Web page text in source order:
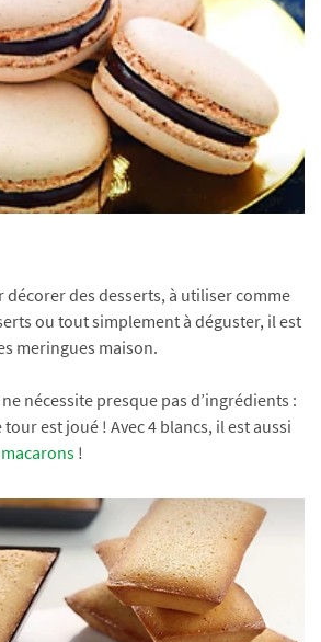
décorer des desserts, à utiliser comme
ou tout simplement à déguster, il est
meringues maison.
nécessite presque pas d’ingrédients :
est joué ! Avec 4 blancs, il est aussi
macarons !